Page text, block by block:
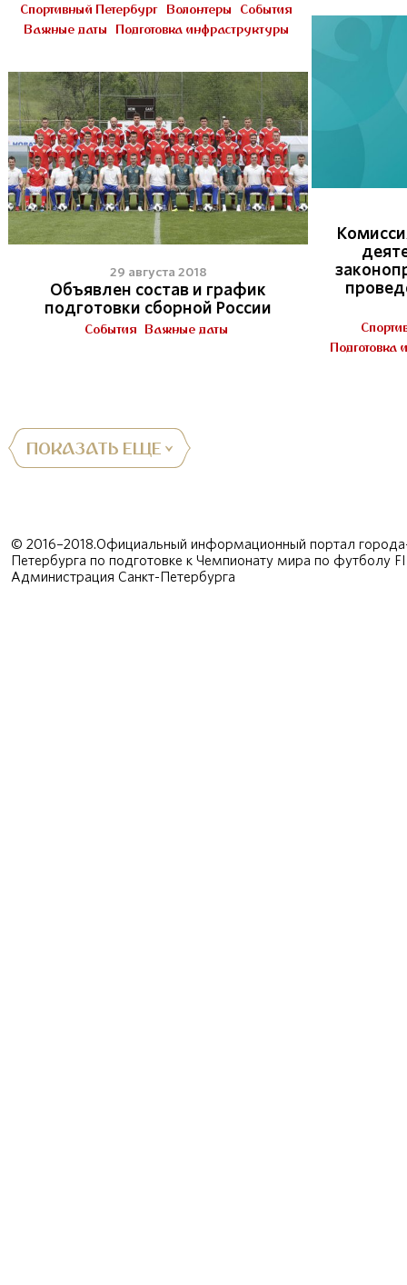
Спортивный Петербург Волонтеры
События
Важные даты
Подготовка инфраструктуры
Подготовка
29 августа 2018
Объявлен состав и график
подготовки сборной России
События Важные даты
ПОКАЗАТЬ ЕЩЕ
© 2016–2018.Официальный информационный портал
Петербурга по подготовке к Чемпионату мира по футболу
Администрация Санкт-Петербурга